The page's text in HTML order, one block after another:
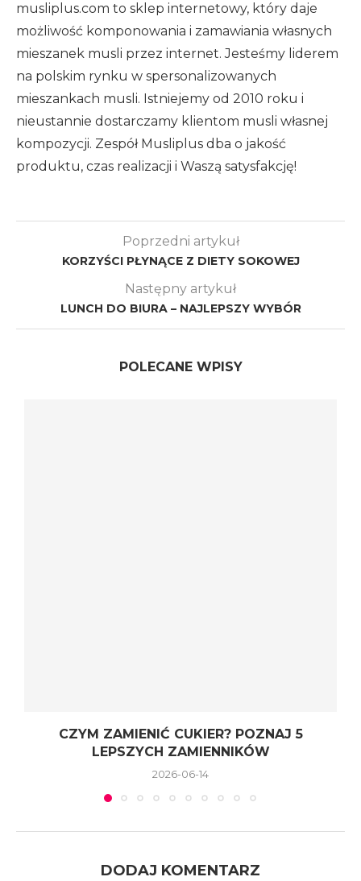
musliplus.com to sklep internetowy, który daje
możliwość komponowania i zamawiania własnych
mieszanek musli przez internet. Jesteśmy liderem
na polskim rynku w spersonalizowanych
mieszankach musli. Istniejemy od 2010 roku i
nieustannie dostarczamy klientom musli własnej
kompozycji. Zespół Musliplus dba o jakość
produktu, czas realizacji i Waszą satysfakcję!
Poprzedni artykuł
KORZYŚCI PŁYNĄCE Z DIETY SOKOWEJ
Następny artykuł
LUNCH DO BIURA – NAJLEPSZY WYBÓR
POLECANE WPISY
CZYM ZAMIENIĆ CUKIER? POZNAJ 5
LEPSZYCH ZAMIENNIKÓW
2026-06-14
DODAJ KOMENTARZ